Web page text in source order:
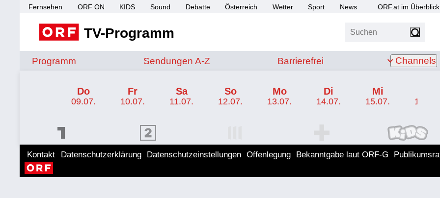
Fernsehen ORF ON KIDS Sound Debatte Österreich Wetter Sport News ORF.at im Überblick
TV-Programm Suchen
Programm Sendungen von A bis Z
Sendungen A-Z Barrierefrei
Barrierefrei Channels
Do
09.07.
Fr
10.07.
Sa
11.07.
So
12.07.
Mo
13.07.
Di
14.07.
Mi
15.07. 16.07.
ORF 2 Programm ORF KIDS Programm
Kontakt Datenschutzerklärung Datenschutzeinstellungen Offenlegung Bekanntgabe laut ORF-G